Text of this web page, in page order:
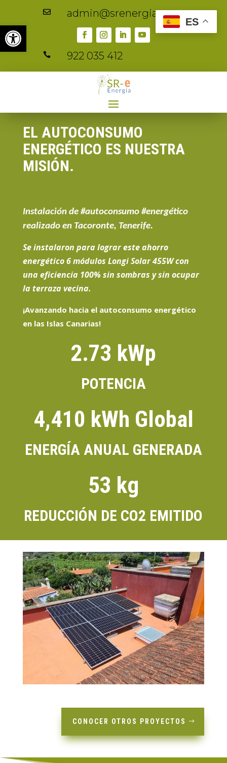
Abrir barra de herramientas
 admin@srenergia.es
 922 035 412
EL AUTOCONSUMO
ENERGÉTICO ES NUESTRA
MISIÓN.
Instalación de #autoconsumo #energético
realizado en Tacoronte, Tenerife.
Se instalaron para lograr este ahorro
energético6módulos Longi Solar455W con
una eficiencia 100% sin sombras y sin ocupar
la terraza vecina.
¡Avanzando hacia el autoconsumo energético
en las Islas Canarias!
2.73 kWp
POTENCIA
4,410 kWh Global
ENERGÍA ANUAL GENERADA
53 kg
REDUCCIÓN DE CO2 EMITIDO
CONOCER OTROS PROYECTOS
ES